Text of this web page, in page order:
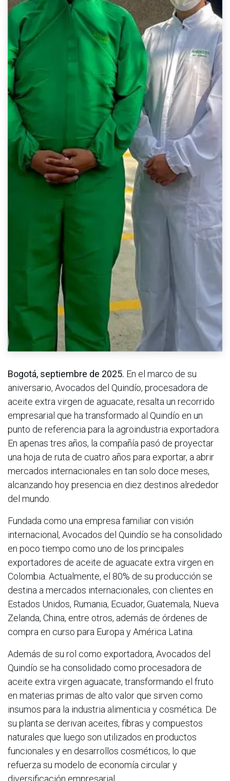
Bogotá, septiembre de 2025. En el marco de su
aniversario, Avocados del Quindío, procesadora de
aceite extra virgen de aguacate, resalta un recorrido
empresarial que ha transformado al Quindío en un
punto de referencia para la agroindustria exportadora.
En apenas tres años, la compañía pasó de proyectar
una hoja de ruta de cuatro años para exportar, a abrir
mercados internacionales en tan solo doce meses,
alcanzando hoy presencia en diez destinos alrededor
del mundo.
Fundada como una empresa familiar con visión
internacional, Avocados del Quindío se ha consolidado
en poco tiempo como uno de los principales
exportadores de aceite de aguacate extra virgen en
Colombia. Actualmente, el 80% de su producción se
destina a mercados internacionales, con clientes en
Estados Unidos, Rumania, Ecuador, Guatemala, Nueva
Zelanda, China, entre otros, además de órdenes de
compra en curso para Europa y América Latina.
Además de su rol como exportadora, Avocados del
Quindío se ha consolidado como procesadora de
aceite extra virgen aguacate, transformando el fruto
en materias primas de alto valor que sirven como
insumos para la industria alimenticia y cosmética. De
su planta se derivan aceites, fibras y compuestos
naturales que luego son utilizados en productos
funcionales y en desarrollos cosméticos, lo que
refuerza su modelo de economía circular y
diversificación empresarial.